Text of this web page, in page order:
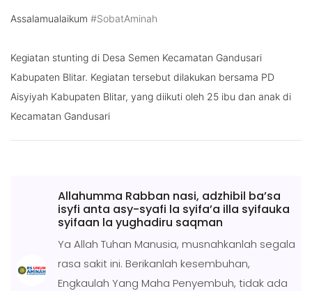
Assalamualaikum #SobatAminah
Kegiatan stunting di Desa Semen Kecamatan Gandusari
Kabupaten Blitar. Kegiatan tersebut dilakukan bersama PD
Aisyiyah Kabupaten Blitar, yang diikuti oleh 25 ibu dan anak di
Kecamatan Gandusari
Allahumma Rabban nasi, adzhibil ba’sa
isyfi anta asy-syafi la syifa’a illa syifauka
syifaan la yughadiru saqman
Ya Allah Tuhan Manusia, musnahkanlah segala
rasa sakit ini. Berikanlah kesembuhan,
Engkaulah Yang Maha Penyembuh, tidak ada